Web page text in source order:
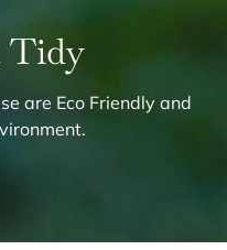
Tidy
are Eco Friendly and